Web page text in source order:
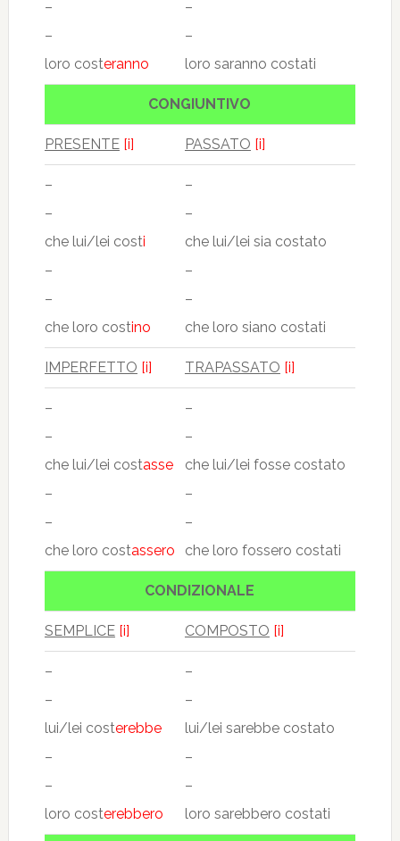
–
–
loro costeranno
–
–
loro saranno costati
CONGIUNTIVO
PRESENTE [i] PASSATO [i]
–
–
che lui/lei costi
–
–
che loro costino
–
–
che lui/lei sia costato
–
–
che loro siano costati
IMPERFETTO [i] TRAPASSATO [i]
–
–
che lui/lei costasse
–
–
che loro costassero
–
–
che lui/lei fosse costato
–
–
che loro fossero costati
CONDIZIONALE
SEMPLICE [i] COMPOSTO [i]
–
–
lui/lei costerebbe
–
–
loro costerebbero
–
–
lui/lei sarebbe costato
–
–
loro sarebbero costati